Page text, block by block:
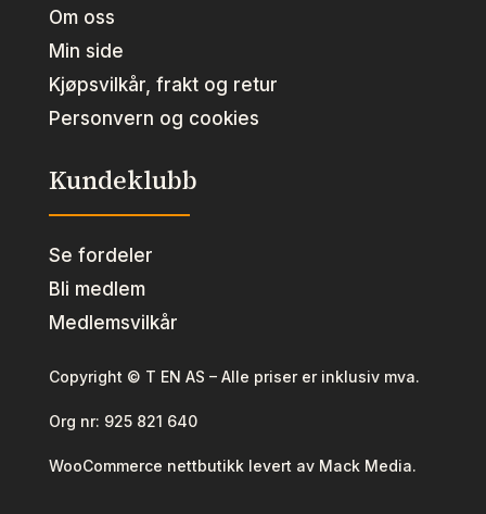
Om oss
Min side
Kjøpsvilkår, frakt og retur
Personvern og cookies
Kundeklubb
Se fordeler
Bli medlem
Medlemsvilkår
Copyright © T EN AS – Alle priser er inklusiv mva.
Org nr: 925 821 640
WooCommerce nettbutikk levert av Mack Media.